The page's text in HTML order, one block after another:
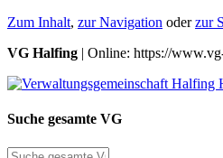
Zum Inhalt, zur Navigation oderzur
VG Halfing | Online: https://
Suche gesamte VG